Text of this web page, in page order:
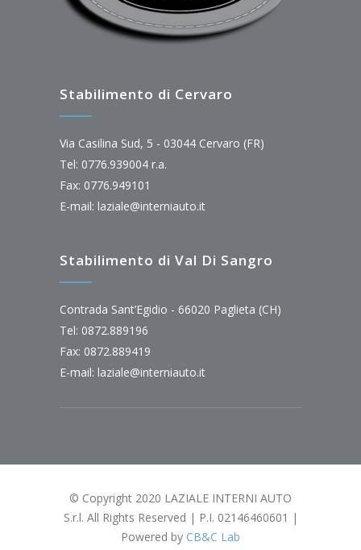
Stabilimento di Cervaro
Via Casilina Sud, 5 - 03044 Cervaro (FR)
Tel: 0776.939004 r.a.
Fax: 0776.949101
E-mail: laziale@interniauto.it
Stabilimento di Val Di Sangro
Contrada Sant’Egidio - 66020 Paglieta (CH)
Tel: 0872.889196
Fax: 0872.889419
E-mail: laziale@interniauto.it
© Copyright 2020 LAZIALE INTERNI AUTO
S.r.l. All Rights Reserved | P.I. 02146460601 |
Powered by CB&C Lab